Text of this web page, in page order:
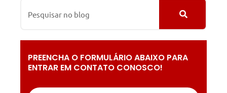
PREENCHA O FORMULÁRIO ABAIXO PARA
ENTRAR EM CONTATO CONOSCO!